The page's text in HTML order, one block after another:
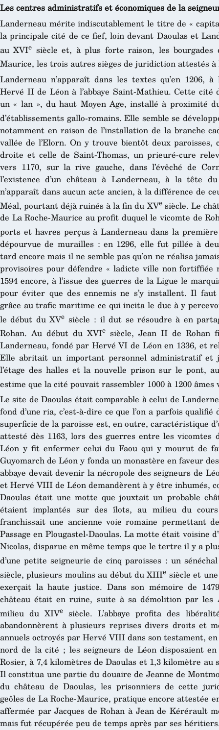
Les centres administratifs et économiques de la
Landerneau mérite indiscutablement le titre de «
la principale cité de ce fief, loin devant Daoulas et
au XVIe siècle et, à plus forte raison, les bourgades
Maurice, les trois autres sièges de juridiction attestés
Landerneau n’apparaît dans les textes qu’en 1206,
Hervé II de Léon à l’abbaye Saint-Mathieu. Cette
un « lan », du haut Moyen Age, installé à proximité
d’établissements gallo-romains. Elle semble se
notamment en raison de l’installation de la branche
vallée de l’Elorn. On y trouve bientôt deux
droite et celle de Saint-Thomas, un prieuré-cure
vers 1170, sur la rive gauche, dans l’évêché de
l’existence d’un château à Landerneau, à la
n’apparaît dans aucun acte ancien, à la différence de
Méal, pourtant déjà ruinés à la fin du XVesiècle. Le
de La Roche-Maurice au profit duquel le vicomte de
ports et havres perçus à Landerneau dans la
dépourvue de murailles : en 1296, elle fut pillée à
tard encore mais il ne semble pas qu’on ne réalisa
provisoires pour défendre « ladicte ville non fortiffiée
1594 encore, à l’issue des guerres de la Ligue le
pour éviter que des ennemis ne s’y installent. Il
grâce au trafic maritime ce qui incita le duc à y
le début du XVe siècle : il dut se résoudre à en
Rohan. Au début du XVIe siècle, Jean II de Rohan
Landerneau, fondé par Hervé VI de Léon en 1336, et
Elle abritait un important personnel administratif et
l’étage des halles et la nouvelle prison sur le pont,
estime que la cité pouvait rassembler 1000 à 1200
Le site de Daoulas était comparable à celui de
fond d’une ria, c’est-à-dire ce que l’on a parfois
superficie de la paroisse est, en outre, caractéristique
attesté dès 1163, lors des guerres entre les
Léon y fit enfermer celui du Faou qui y mourut de
Guyomarch de Léon y fonda un monastère en faveur
abbaye devait devenir la nécropole des seigneurs de
et Hervé VIII de Léon demandèrent à y être inhumés,
Daoulas était une motte que jouxtait un probable
étaient implantés sur des îlots, au milieu du
franchissait une ancienne voie romaine permettant
Passage en Plougastel-Daoulas. La motte était voisine
Nicolas, disparue en même temps que le tertre il y a
d’une petite seigneurie de cinq paroisses : un
siècle, plusieurs moulins au début du XIIIe siècle et
exerçait la haute justice. Dans son mémoire de
château était en ruine, suite à sa démolition par les
milieu du XIVe siècle. L’abbaye profita des
abandonnèrent à plusieurs reprises divers droits et
annuels octroyés par Hervé VIII dans son testament,
nord de la cité ; les seigneurs de Léon disposaient
Rosier, à 7,4 kilomètres de Daoulas et 1,3 kilomètre au
Il constitua une partie du douaire de Jeanne de
du château de Daoulas, les prisonniers de cette
geôles de La Roche-Maurice, pratique encore attestée
affermée par Jacques de Rohan à Jean de Kérérault
mais fut récupérée peu de temps après par ses